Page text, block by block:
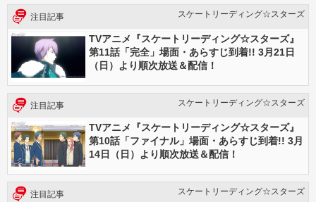
注目記事 スケートリーディング☆スターズ
TVアニメ『スケートリーディング☆スターズ』
第11話「完全」場面・あらすじ到着!! 3月21日
（日）より順次放送＆配信！
注目記事 スケートリーディング☆スターズ
TVアニメ『スケートリーディング☆スターズ』
第10話「ファイナル」場面・あらすじ到着!! 3月
14日（日）より順次放送＆配信！
注目記事 スケートリーディング☆スターズ